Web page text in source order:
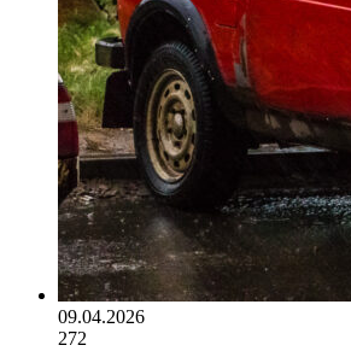
09.04.2026
272